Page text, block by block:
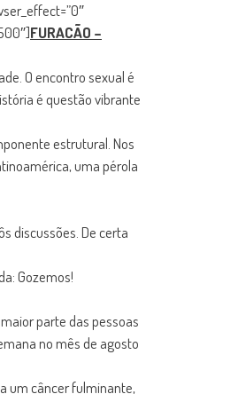
FURACÃO –
O encontro sexual é
é questão vibrante
estrutural. Nos
uma pérola
discussões. De certa
Gozemos!
parte das pessoas
no mês de agosto
um câncer fulminante,